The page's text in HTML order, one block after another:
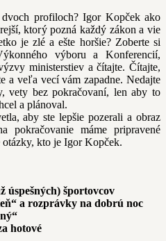
profiloch? Igor Kopček ako
ktorý pozná každý zákon a vie
je zlé a ešte horšie? Zoberte si
výboru a Konferencií,
ministerstiev a čítajte. Čítajte,
a veľa vecí vám zapadne. Nedajte
vety bez pokračovaní, len aby to
a plánoval.
aby ste lepšie pozerali a obraz
pokračovanie máme pripravené
kto je Igor Kopček.
úspešných) športovcov
a rozprávky na dobrú noc
hotové